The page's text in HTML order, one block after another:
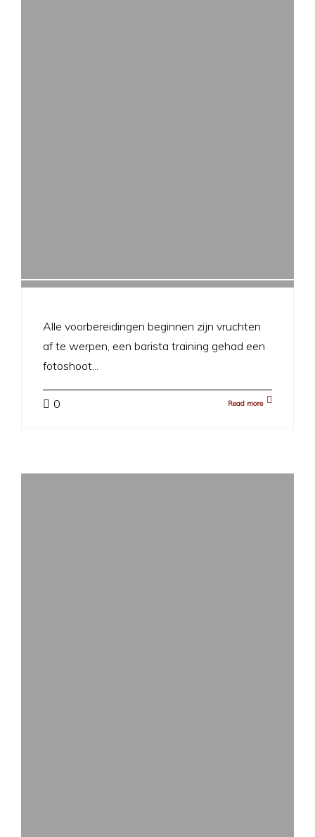
Alle voorbereidingen beginnen zijn vruchten
af te werpen, een barista training gehad een
fotoshoot...
0 Read more